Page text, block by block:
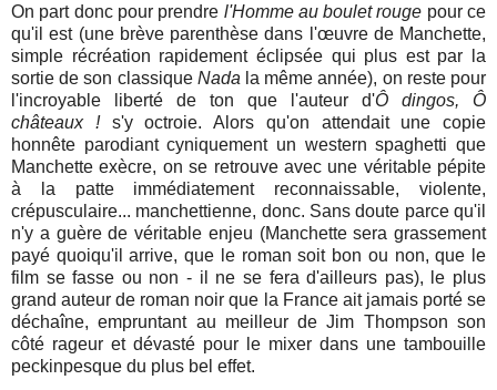
On part donc pour prendre l'Homme au boulet rouge pour ce
qu'il est (une brève parenthèse dans l'œuvre de Manchette,
simple récréation rapidement éclipsée qui plus est par la
sortie de son classique Nada la même année), on reste pour
l'incroyable liberté de ton que l'auteur d'Ô dingos, Ô
châteaux !s'y octroie. Alors qu'on attendait une copie
honnête parodiant cyniquement un western spaghetti que
Manchette exècre, on se retrouve avec une véritable pépite
à la patte immédiatement reconnaissable, violente,
crépusculaire... manchettienne, donc. Sans doute parce qu'il
n'y a guère de véritable enjeu (Manchette sera grassement
payé quoiqu'il arrive, que le roman soit bon ou non, que le
film se fasse ou non - il ne se fera d'ailleurs pas), le plus
grand auteur de roman noir que la France ait jamais porté se
déchaîne, empruntant au meilleur de Jim Thompson son
côté rageur et dévasté pour le mixer dans une tambouille
peckinpesque du plus bel effet.